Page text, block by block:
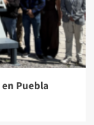
Puebla